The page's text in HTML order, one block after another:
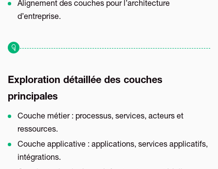
Alignement des couches pour l’architecture
d’entreprise.
Exploration détaillée des couches
principales
Couche métier : processus, services, acteurs et
ressources.
Couche applicative : applications, services applicatifs,
intégrations.